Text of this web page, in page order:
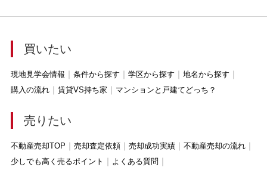
買いたい
現地見学会情報 条件から探す 学区から探す
地名から探す
購入の流れ
賃貸VS持ち家 マンションと戸建てどっち？
売りたい
不動産売却TOP 売却査定依頼 売却成功実績
不動産売却の流れ
少しでも高く売るポイント
よくある質問